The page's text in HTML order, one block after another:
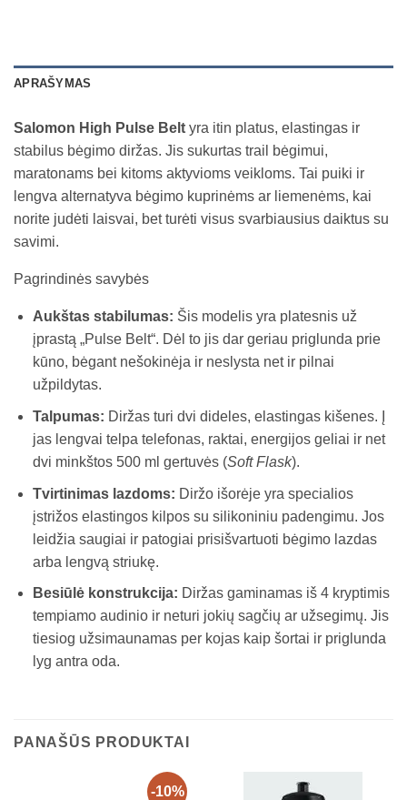
APRAŠYMAS
Salomon High Pulse Belt yra itin platus, elastingas ir
stabilus bėgimo diržas. Jis sukurtas trail bėgimui,
maratonams bei kitoms aktyvioms veikloms. Tai puiki ir
lengva alternatyva bėgimo kuprinėms ar liemenėms, kai
norite judėti laisvai, bet turėti visus svarbiausius daiktus su
savimi.
Pagrindinės savybės
Aukštas stabilumas: Šis modelis yra platesnis už
įprastą „Pulse Belt“. Dėl to jis dar geriau priglunda prie
kūno, bėgant nešokinėja ir neslysta net ir pilnai
užpildytas.
Talpumas: Diržas turi dvi dideles, elastingas kišenes. Į
jas lengvai telpa telefonas, raktai, energijos geliai ir net
dvi minkštos 500 ml gertuvės (Soft Flask).
Tvirtinimas lazdoms: Diržo išorėje yra specialios
įstrižos elastingos kilpos su silikoniniu padengimu. Jos
leidžia saugiai ir patogiai prisišvartuoti bėgimo lazdas
arba lengvą striukę.
Besiūlė konstrukcija: Diržas gaminamas iš 4 kryptimis
tempiamo audinio ir neturi jokių sagčių ar užsegimų. Jis
tiesiog užsimaunamas per kojas kaip šortai ir priglunda
lyg antra oda.
PANAŠŪS PRODUKTAI
-10%